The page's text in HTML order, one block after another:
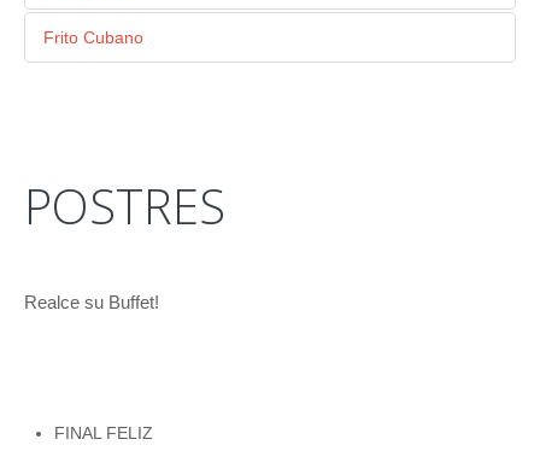
JAMÓN DECORADO CON ARANITAS DE PLÁTANO.
CALDO DE RES CON SALVIA, GUISANTES Y PIMIENTOS
ASADOS.
Frito Cubano
POSTRES
Realce su Buffet!
FINAL FELIZ